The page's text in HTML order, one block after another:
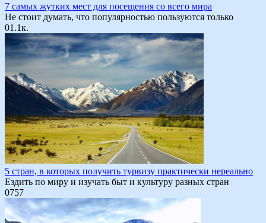
7 самых жутких мест для посещения со всего мира
Не стоит думать, что популярностью пользуются только
01.1к.
5 стран, в которых получить турвизу практически нереально
Ездить по миру и изучать быт и культуру разных стран
0757